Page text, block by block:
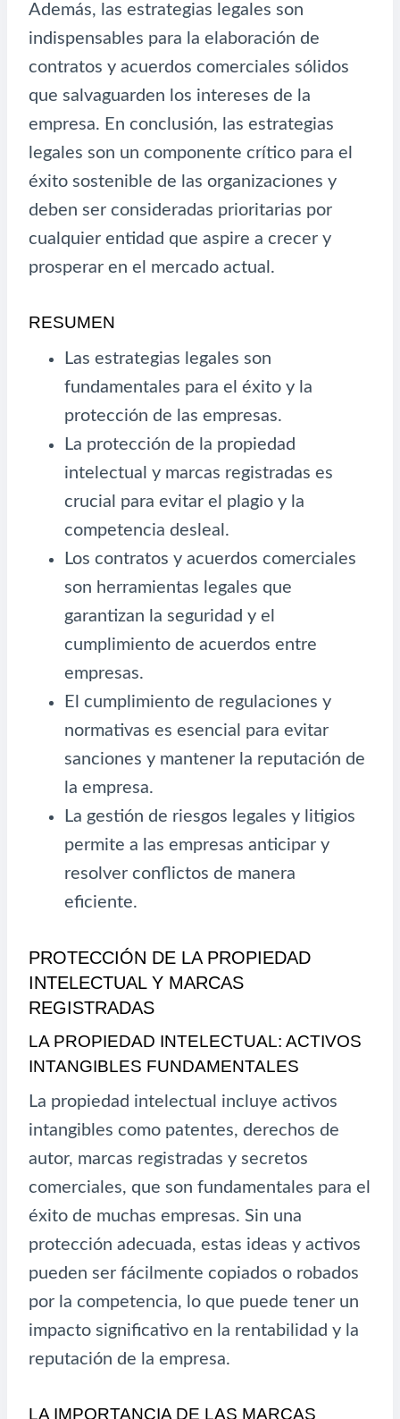
Además, las estrategias legales son
indispensables para la elaboración de
contratos y acuerdos comerciales sólidos
que salvaguarden los intereses de la
empresa. En conclusión, las estrategias
legales son un componente crítico para el
éxito sostenible de las organizaciones y
deben ser consideradas prioritarias por
cualquier entidad que aspire a crecer y
prosperar en el mercado actual.
RESUMEN
Las estrategias legales son
fundamentales para el éxito y la
protección de las empresas.
La protección de la propiedad
intelectual y marcas registradas es
crucial para evitar el plagio y la
competencia desleal.
Los contratos y acuerdos comerciales
son herramientas legales que
garantizan la seguridad y el
cumplimiento de acuerdos entre
empresas.
El cumplimiento de regulaciones y
normativas es esencial para evitar
sanciones y mantener la reputación de
la empresa.
La gestión de riesgos legales y litigios
permite a las empresas anticipar y
resolver conflictos de manera
eficiente.
PROTECCIÓN DE LA PROPIEDAD
INTELECTUAL Y MARCAS
REGISTRADAS
LA PROPIEDAD INTELECTUAL: ACTIVOS
INTANGIBLES FUNDAMENTALES
La propiedad intelectual incluye activos
intangibles como patentes, derechos de
autor, marcas registradas y secretos
comerciales, que son fundamentales para el
éxito de muchas empresas. Sin una
protección adecuada, estas ideas y activos
pueden ser fácilmente copiados o robados
por la competencia, lo que puede tener un
impacto significativo en la rentabilidad y la
reputación de la empresa.
LA IMPORTANCIA DE LAS MARCAS